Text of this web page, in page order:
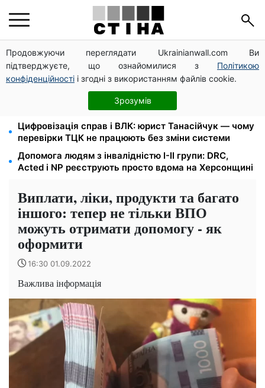
Продовжуючи переглядати Ukrainianwall.com Ви
підтверджуєте, що ознайомилися з Політикою
конфіденційності і згодні з використанням файлів cookie.
Зрозумів
Новий знак на центральній вулиці: водіям
вантажівок заборонили зупинку — штраф до 680
грн
Нічний тариф на світло 2,16 грн/кВт-г: економія до
540 грн на місяць з вересня
Цифровізація справ і ВЛК: юрист Танасійчук — чому
перевірки ТЦК не працюють без зміни системи
Допомога людям з інвалідністю I-II групи: DRC,
Acted і NP реєструють просто вдома на Херсонщині
Виплати, ліки, продукти та багато
іншого: тепер не тільки ВПО
можуть отримати допомогу - як
оформити
16:30 01.09.2022
Важлива інформація